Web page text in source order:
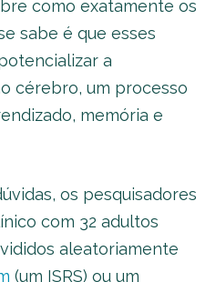
como exatamente os
sabe é que esses
a
cérebro, um processo
memória e
os pesquisadores
com 32 adultos
aleatoriamente
(um ISRS) ou um